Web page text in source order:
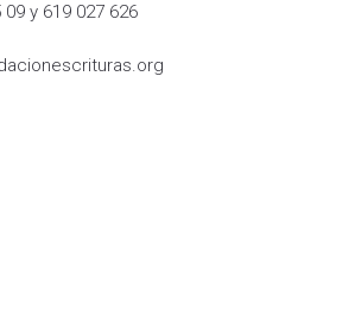
09 y 619 027 626